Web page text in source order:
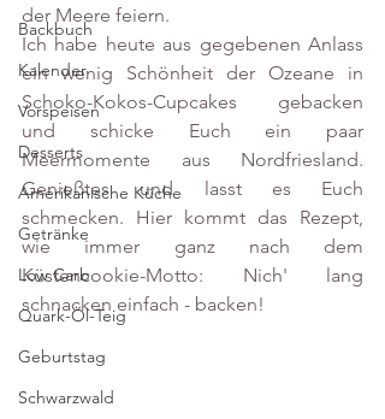
Backbuch
Kalender
Vorspeisen
Desserts
Amerikanische Küche
Getränke
Low Carb
Quark-Öl-Teig
Geburtstag
Schwarzwald
der Meere feiern.
Ich habe heute aus gegebenen Anlass
ein wenig Schönheit der Ozeane in
Schoko-Kokos-Cupcakes gebacken
und schicke Euch ein paar
Meermomente aus Nordfriesland.
Genießtes und lasst es Euch
schmecken. Hier kommt das Rezept,
wie immer ganz nach dem
Küstencookie-Motto: Nich' lang
schnacken einfach - backen!